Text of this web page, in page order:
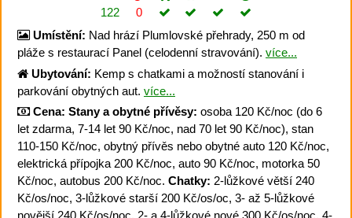
122
0
Umístění: Nad hrází Plumlovské přehrady, 250 m od
pláže s restaurací Panel (celodenní stravování). více...
Ubytování: Kemp s chatkami a možností stanování i
parkování obytných aut. více...
Cena: Stany a obytné přívěsy: osoba 120 Kč/noc (do 6
let zdarma, 7-14 let 90 Kč/noc, nad 70 let 90 Kč/noc), stan
110-150 Kč/noc, obytný přívěs nebo obytné auto 120 Kč/noc,
elektrická přípojka 200 Kč/noc, auto 90 Kč/noc, motorka 50
Kč/noc, autobus 200 Kč/noc. Chatky: 2-lůžkové větší 240
Kč/os/noc, 3-lůžkové starší 200 Kč/os/oc, 3- až 5-lůžkové
novější 240 Kč/os/noc, 2- a 4-lůžkové nové 300 Kč/os/noc, 4-